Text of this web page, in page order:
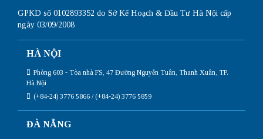
GPKD số 0102893352 do Sở Kế Hoạch & Đầu Tư Hà Nội cấp
ngày 03/09/2008
HÀ NỘI
Phòng 603 - Tòa nhà FS, 47 Đường Nguyễn Tuân, Thanh Xuân, TP.
Hà Nội
(+84-24) 3776 5866 / (+84-24) 3776 5859
ĐÀ NẴNG